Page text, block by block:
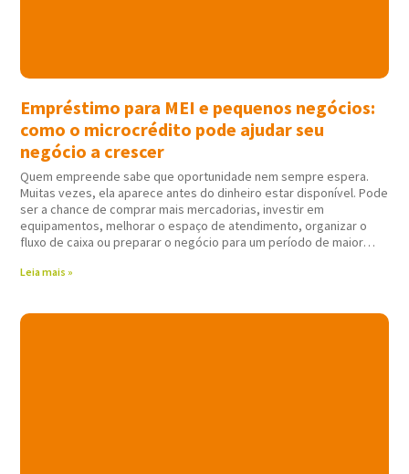
Empréstimo para MEI e pequenos negócios:
como o microcrédito pode ajudar seu
negócio a crescer
Quem empreende sabe que oportunidade nem sempre espera.
Muitas vezes, ela aparece antes do dinheiro estar disponível. Pode
ser a chance de comprar mais mercadorias, investir em
equipamentos, melhorar o espaço de atendimento, organizar o
fluxo de caixa ou preparar o negócio para um período de maior
Leia mais »